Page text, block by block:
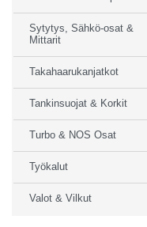
Sytytys, Sähkö-osat &
Mittarit
Takahaarukanjatkot
Tankinsuojat & Korkit
Turbo & NOS Osat
Työkalut
Valot & Vilkut